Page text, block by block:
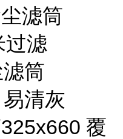
滤筒
过滤
筒
清灰
覆